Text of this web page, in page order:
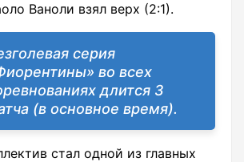
Ваноли взял верх (2:1).
серия
во всех
длится 3
(в основное время).
стал одной из главных